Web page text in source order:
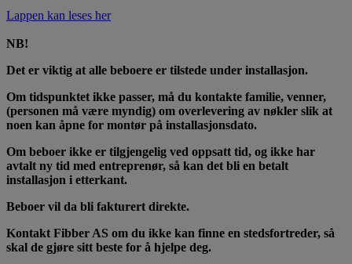
Lappen kan leses her
NB!
Det er viktig at alle beboere er tilstede under installasjon.
Om tidspunktet ikke passer, må du kontakte familie, venner,
(personen må være myndig) om overlevering av nøkler slik at
noen kan åpne for montør på installasjonsdato.
Om beboer ikke er tilgjengelig ved oppsatt tid, og ikke har
avtalt ny tid med entreprenør, så kan det bli en betalt
installasjon i etterkant.
Beboer vil da bli fakturert direkte.
Kontakt Fibber AS om du ikke kan finne en stedsfortreder, så
skal de gjøre sitt beste for å hjelpe deg.